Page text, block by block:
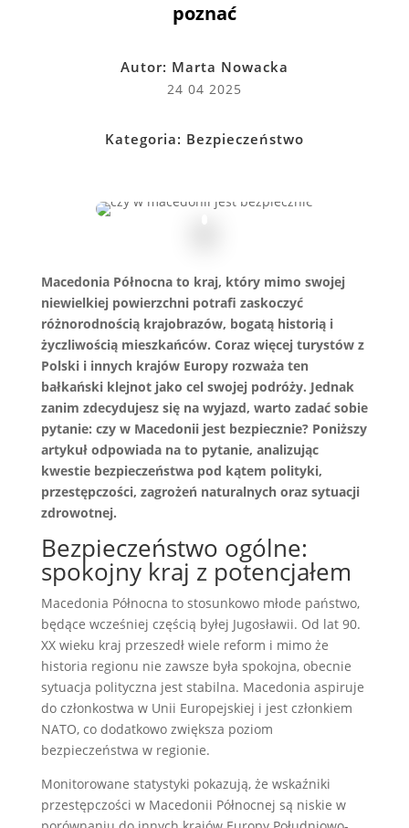
poznać
Autor: Marta Nowacka
24 04 2025
Kategoria: Bezpieczeństwo
Macedonia Północna to kraj, który mimo swojej
niewielkiej powierzchni potrafi zaskoczyć
różnorodnością krajobrazów, bogatą historią i
życzliwością mieszkańców. Coraz więcej turystów z
Polski i innych krajów Europy rozważa ten
bałkański klejnot jako cel swojej podróży. Jednak
zanim zdecydujesz się na wyjazd, warto zadać sobie
pytanie: czy w Macedonii jest bezpiecznie? Poniższy
artykuł odpowiada na to pytanie, analizując
kwestie bezpieczeństwa pod kątem polityki,
przestępczości, zagrożeń naturalnych oraz sytuacji
zdrowotnej.
Bezpieczeństwo ogólne:
spokojny kraj z potencjałem
Macedonia Północna to stosunkowo młode państwo,
będące wcześniej częścią byłej Jugosławii. Od lat 90.
XX wieku kraj przeszedł wiele reform i mimo że
historia regionu nie zawsze była spokojna, obecnie
sytuacja polityczna jest stabilna. Macedonia aspiruje
do członkostwa w Unii Europejskiej i jest członkiem
NATO, co dodatkowo zwiększa poziom
bezpieczeństwa w regionie.
Monitorowane statystyki pokazują, że wskaźniki
przestępczości w Macedonii Północnej są niskie w